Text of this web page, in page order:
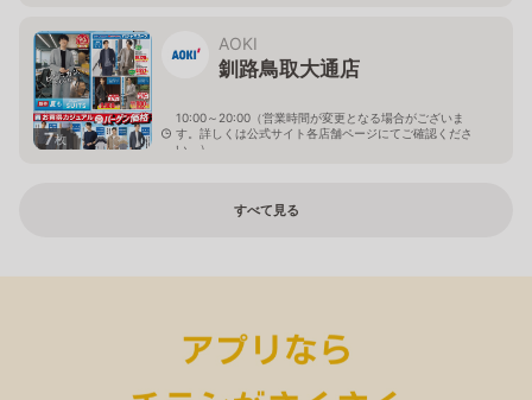
7枚
AOKI
釧路鳥取大通店
10:00～20:00（営業時間が変更となる場合がございま
す。詳しくは公式サイト各店舗ページにてご確認くださ
い。）
すべて見る